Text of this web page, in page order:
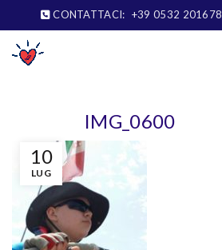
CONTATTACI: +39 0532 201678
10
LUG
IMG_0600